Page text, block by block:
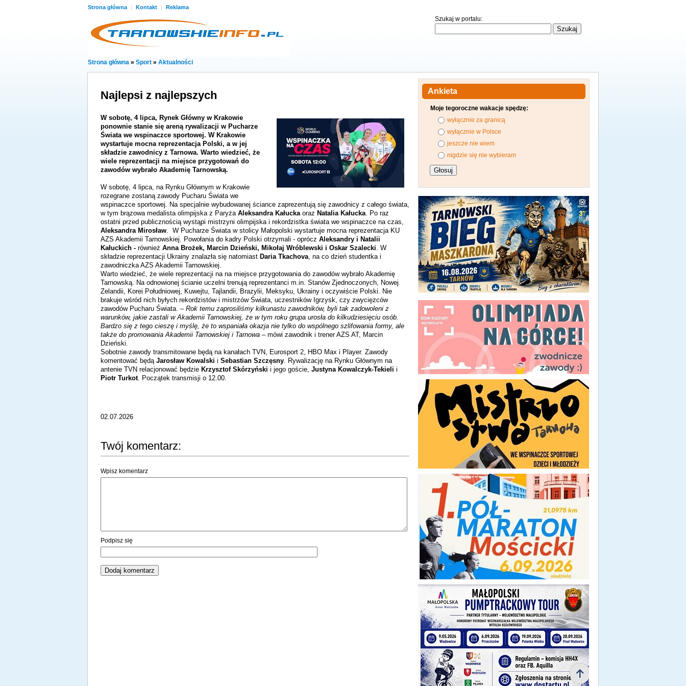
Strona główna | Kontakt | Reklama
Szukaj w portalu:
Strona główna » Sport » Aktualności
Najlepsi z najlepszych
W sobotę, 4 lipca, Rynek Główny w Krakowie
ponownie stanie się areną rywalizacji w Pucharze
Świata we wspinaczce sportowej. W Krakowie
wystartuje mocna reprezentacja Polski, a w jej
składzie zawodnicy z Tarnowa. Warto wiedzieć, że
wiele reprezentacji na miejsce przygotowań do
zawodów wybrało Akademię Tarnowską.
W sobotę, 4 lipca, na Rynku Głównym w Krakowie
rozegrane zostaną zawody Pucharu Świata we
wspinaczce sportowej. Na specjalnie wybudowanej ściance zaprezentują się zawodnicy z całego świata,
w tym brązowa medalista olimpijska z Paryża Aleksandra Kałuckaoraz Natalia Kałucka. Po raz
ostatni przed publicznością wystąpi mistrzyni olimpijska i rekordzistka świata we wspinaczce na czas,
Aleksandra Mirosław. W Pucharze Świata w stolicy Małopolski wystartuje mocna reprezentacja KU
AZS Akademii Tarnowskiej. Powołania do kadry Polski otrzymali - oprócz Aleksandry i Natalii
Kałuckich - również Anna Brożek, Marcin Dzieński, Mikołaj Wróblewski i Oskar Szalecki. W
składzie reprezentacji Ukrainy znalazła się natomiast Daria Tkachova, na co dzień studentka i
zawodniczka AZS Akademii Tarnowskiej.
Warto wiedzieć, że wiele reprezentacji na na miejsce przygotowania do zawodów wybrało Akademię
Tarnowską. Na odnowionej ścianie uczelni trenują reprezentanci m.in. Stanów Zjednoczonych, Nowej
Zelandii, Korei Południowej, Kuwejtu, Tajlandii, Brazylii, Meksyku, Ukrainy i oczywiście Polski. Nie
brakuje wśród nich byłych rekordzistów i mistrzów Świata, uczestników Igrzysk, czy zwycięzców
zawodów Pucharu Świata. – Rok temu zaprosiliśmy kilkunastu zawodników, byli tak zadowoleni z
warunków, jakie zastali w Akademii Tarnowskiej, że w tym roku grupa urosła do kilkudziesięciu osób.
Bardzo się z tego cieszę i myślę, że to wspaniała okazja nie tylko do wspólnego szlifowania formy, ale
także do promowania Akademii Tarnowskiej i Tarnowa –mówi zawodnik i trener AZS AT, Marcin
Dzieński.
Sobotnie zawody transmitowane będą na kanałach TVN, Eurosport 2, HBO Max i Player. Zawody
komentować będą Jarosław Kowalski i Sebastian Szczęsny. Rywalizację na Rynku Głównym na
antenie TVN relacjonować będzie Krzysztof Skórzyński i jego goście, Justyna Kowalczyk-Tekieli i
Piotr Turkot. Początek transmisji o 12.00.
02.07.2026
Twój komentarz:
Wpisz komentarz
Podpisz się
Ankieta
Moje tegoroczne wakacje spędzę:
wyłącznie za granicą
wyłącznie w Polsce
jeszcze nie wiem
nigdzie się nie wybieram